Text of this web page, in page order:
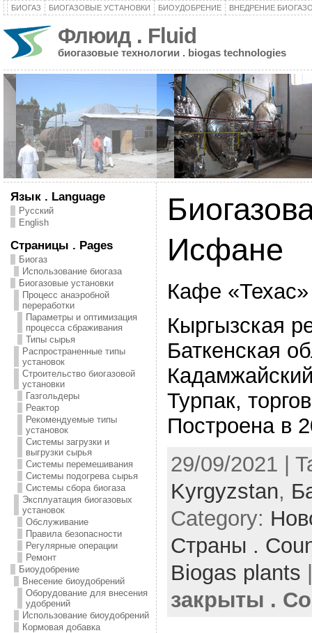
БИОГАЗ БИОГАЗОВЫЕ УСТАНОВКИ БИОУДОБРЕНИЕ ВНЕДРЕНИЕ
Флюид . Fluid
биогазовые технологии . biogas technologies
Язык . Language
Русский
English
Страницы . Pages
Биогаз
Использование биогаза
Биогазовые установки
Процесс анаэробной
переработки
Параметры и оптимизация
процесса сбраживания
Типы сырья
Распространенные типы
установок
Строительство биогазовой
установки
Газгольдеры
Реактор
Рекомендуемые типы
установок
Системы загрузки и
выгрузки сырья
Системы перемешивания
Системы подогрева сырья
Системы сбора биогаза
Эксплуатация биогазовых
установок
Обслуживание
Правила безопасности
Регулярные операции
Ремонт
Биоудобрение
Внесение биоудобрений
Оборудование для внесения
удобрений
Использование биоудобрений
Кормовая добавка
Исфане
Кафе «Техас»
Кыргызская
Баткенская
Турпак,
Построена в
29/09/2021 |
Kyrgyzstan,
Category:
Страны .
Biogas plants
закрыты .